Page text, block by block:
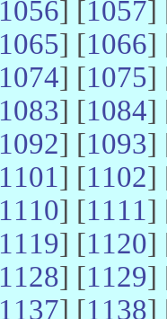
1056] [1057]
1065] [1066]
1074] [1075]
1083] [1084]
1092] [1093]
1101] [1102]
1110] [1111]
1119] [1120]
1128] [1129]
1137] [1138]